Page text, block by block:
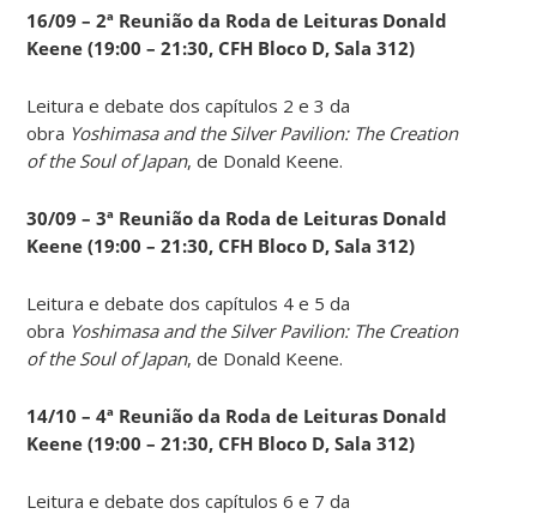
16/09 – 2ª Reunião da Roda de Leituras Donald
Keene (19:00 – 21:30, CFH Bloco D, Sala 312)
Leitura e debate dos capítulos 2 e 3 da
obra Yoshimasa and the Silver Pavilion: The Creation
of the Soul of Japan, de Donald Keene.
30/09 – 3ª Reunião da Roda de Leituras Donald
Keene (19:00 – 21:30, CFH Bloco D, Sala 312)
Leitura e debate dos capítulos 4 e 5 da
obra Yoshimasa and the Silver Pavilion: The Creation
of the Soul of Japan, de Donald Keene.
14/10 – 4ª Reunião da Roda de Leituras Donald
Keene (19:00 – 21:30, CFH Bloco D, Sala 312)
Leitura e debate dos capítulos 6 e 7 da